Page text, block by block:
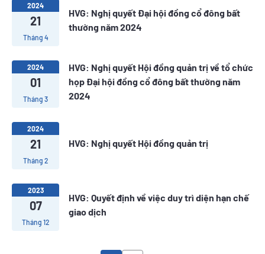
2024
21
Tháng 4
HVG: Nghị quyết Đại hội đồng cổ đông bất
thường năm 2024
2024
01
Tháng 3
HVG: Nghị quyết Hội đồng quản trị về tổ chức
họp Đại hội đồng cổ đông bất thường năm
2024
2024
21
Tháng 2
HVG: Nghị quyết Hội đồng quản trị
2023
07
Tháng 12
HVG: Quyết định về việc duy trì diện hạn chế
giao dịch